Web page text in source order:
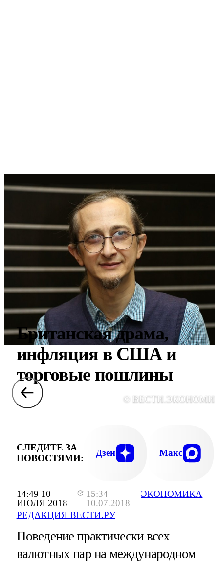
14:49 10
ИЮЛЯ 2018
15:34
10.07.2018
РЕДАКЦИЯ ВЕСТИ.РУ
ЭКОНОМИКА
Британская драма,
инфляция в США и
торговые пошлины
©
СЛЕДИТЕ ЗА
НОВОСТЯМИ:
Дзен Макс
Поведение практически всех
валютных пар на международном